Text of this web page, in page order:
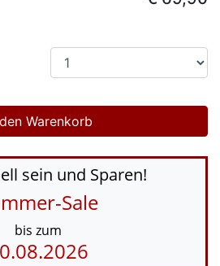
sein und Sparen!
Sale
bis zum